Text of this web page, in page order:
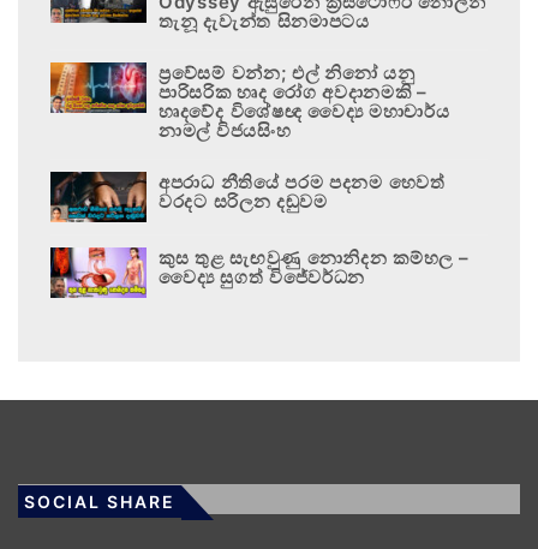
තැනූ දැවැන්ත සිනමාපටය
ප්‍රවේසම් වන්න; එල් නිනෝ යනු
පාරිසරික හෘද රෝග අවදානමකි –
හෘදවේද විශේෂඥ වෛද්‍ය මහාචාර්ය
නාමල් විජයසිංහ
අපරාධ නීතියේ පරම පදනම හෙවත්
වරදට සරිලන දඬුවම
කුස තුළ සැඟවුණු නොනිදන කම්හල –
වෛද්‍ය සුගත් විජේවර්ධන
SOCIAL SHARE